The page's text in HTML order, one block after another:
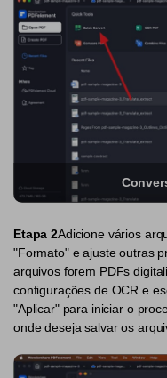
rápido e fácil
Do poder da IA às
PDFelement torna
Baixe Grátis
PDF OCR
Extrair Dados em
PDF Protegido
Compartilhar
IA de PDF
Resumidor de
Tradutor de PDF
Verificador
Conversar com
Financeiro
Governo
Publicação
Freelancer
Avaliações & Prêmios
Histórias de clientes
Avaliações de clientes
Prêmios G2
Comparação de
Guia do usuário
PDFelement para
Etapa 2Adicione vários
"Formato" e ajuste outras
arquivos forem PDFs
configurações de OCR e
"Aplicar" para iniciar o
onde deseja salvar os